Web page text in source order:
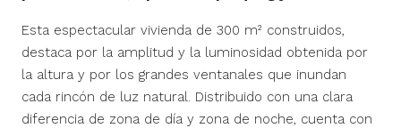
Esta espectacular vivienda de 300 m² construidos,
destaca por la amplitud y la luminosidad obtenida por
la altura y por los grandes ventanales que inundan
cada rincón de luz natural. Distribuido con una clara
diferencia de zona de día y zona de noche, cuenta con